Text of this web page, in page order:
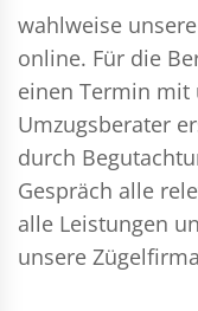
wahlweise
online. Für die
einen Termin mit
Umzugsberater
durch
Gespräch alle
alle Leistungen
unsere